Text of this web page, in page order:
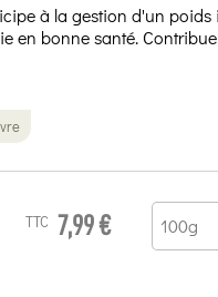
à la gestion d'un
en bonne santé.
TTC 7,99 €